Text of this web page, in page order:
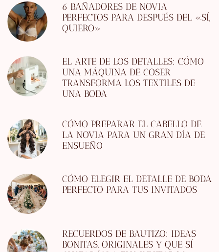
6 BAÑADORES DE NOVIA
PERFECTOS PARA DESPUÉS DEL «SÍ,
QUIERO»
EL ARTE DE LOS DETALLES: CÓMO
UNA MÁQUINA DE COSER
TRANSFORMA LOS TEXTILES DE
UNA BODA
CÓMO PREPARAR EL CABELLO DE
LA NOVIA PARA UN GRAN DÍA DE
ENSUEÑO
CÓMO ELEGIR EL DETALLE DE BODA
PERFECTO PARA TUS INVITADOS
RECUERDOS DE BAUTIZO: IDEAS
BONITAS, ORIGINALES Y QUE SÍ